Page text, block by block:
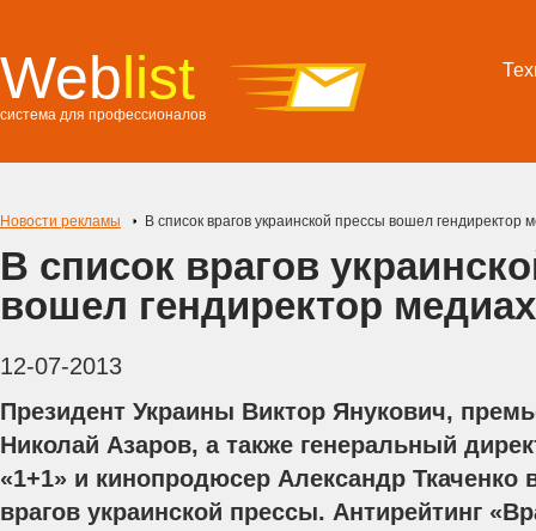
Weblist
система для профессионалов
Новости рекламы В список врагов украинской прессы вошел гендиректор
В список врагов
вошел гендиректор
12-07-2013
Президент Украины Виктор Янукович,
Николай Азаров, а также генеральный
«1+1» и кинопродюсер Александр Ткаченко
врагов украинской прессы. Антирейтинг